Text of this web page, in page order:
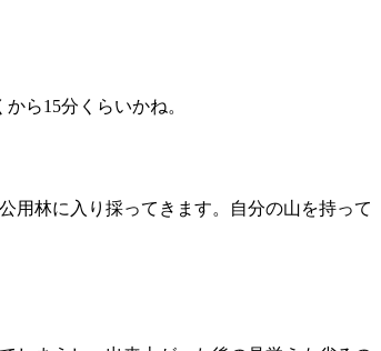
ら15分くらいかね。
用林に入り採ってきます。自分の山を持って